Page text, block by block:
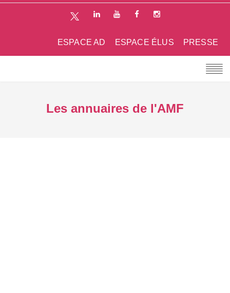
PRESSE
ESPACE ÉLUS
ESPACE AD
Les annuaires de l'AMF